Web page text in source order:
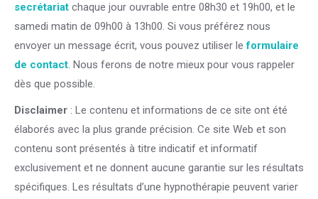
secrétariat chaque jour ouvrable entre 08h30 et 19h00, et le
samedi matin de 09h00 à 13h00. Si vous préférez nous
envoyer un message écrit, vous pouvez utiliser leformulaire
de contact. Nous ferons de notre mieux pour vous rappeler
dès que possible.
Disclaimer : Le contenu et informations de ce site ont été
élaborés avec la plus grande précision. Ce site Web et son
contenu sont présentés à titre indicatif et informatif
exclusivement et ne donnent aucune garantie sur les résultats
spécifiques. Les résultats d’une hypnothérapie peuvent varier